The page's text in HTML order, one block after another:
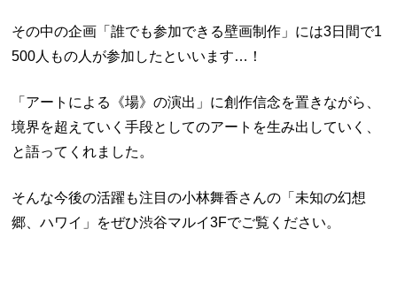
その中の企画「誰でも参加できる壁画制作」には3日間で1
500人もの人が参加したといいます…！
「アートによる《場》の演出」に創作信念を置きながら、
境界を超えていく手段としてのアートを生み出していく、
と語ってくれました。
そんな今後の活躍も注目の小林舞香さんの「未知の幻想
郷、ハワイ」をぜひ渋谷マルイ3Fでご覧ください。